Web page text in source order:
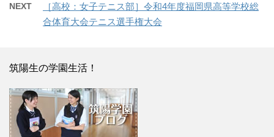
NEXT
［高校：女子テニス部］令和4年度福岡県高等学校総
合体育大会テニス選手権大会
筑陽生の学園生活！